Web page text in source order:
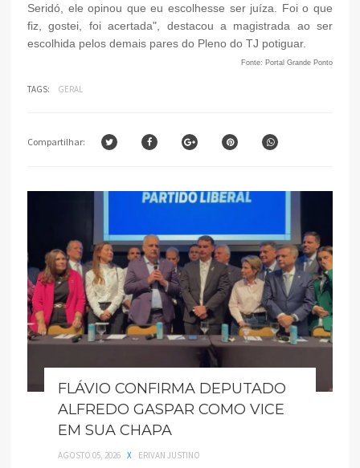
Seridó, ele opinou que eu escolhesse ser juíza. Foi o que
fiz, gostei, foi acertada", destacou a magistrada ao ser
escolhida pelos demais pares do Pleno do TJ potiguar.
Fonte: Portal Grande Ponto
TAGS: GERAL
Compartilhar:
FLÁVIO CONFIRMA DEPUTADO
ALFREDO GASPAR COMO VICE
EM SUA CHAPA
AGOSTO 05, 2026 X ERIVAN JUSTINO